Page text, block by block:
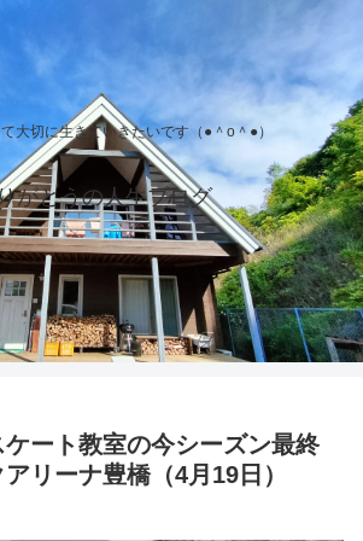
大切に生きていきたいです（●＾o＾●）
がとうの人生ブログ
ート教室の今シーズン最終
リーナ豊橋（4月19日）